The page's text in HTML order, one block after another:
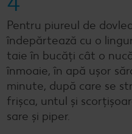
Pentru piureul de
îndepărtează cu o
taie în bucăți cât o
înmoaie, în apă ușor
minute, după care se
frișca, untul și
sare și piper.